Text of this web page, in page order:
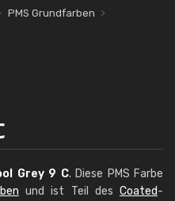
PMS Grundfarben
Grey 9 C. Diese PMS Farbe
und ist Teil des Coated-